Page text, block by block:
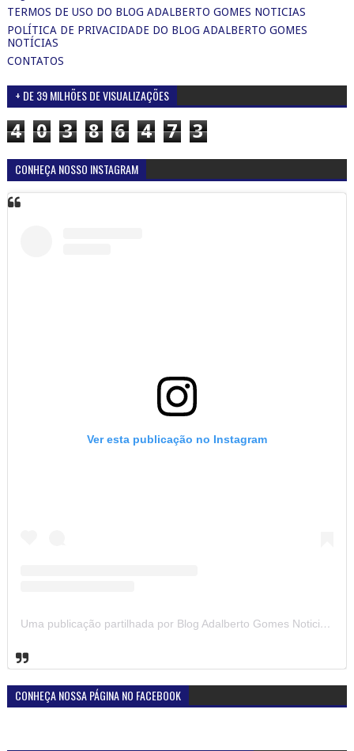
TERMOS DE USO DO BLOG ADALBERTO GOMES NOTICIAS
POLÍTICA DE PRIVACIDADE DO BLOG ADALBERTO GOMES
NOTÍCIAS
CONTATOS
+ DE 39 MILHÕES DE VISUALIZAÇÕES
4 0 3 8 6 4 7 3
CONHEÇA NOSSO INSTAGRAM
Ver esta publicação no Instagram
Uma publicação partilhada por Blog Adalberto Gomes Noticias (@blogadalbertogomesnoticiass)
CONHEÇA NOSSA PÁGINA NO FACEBOOK